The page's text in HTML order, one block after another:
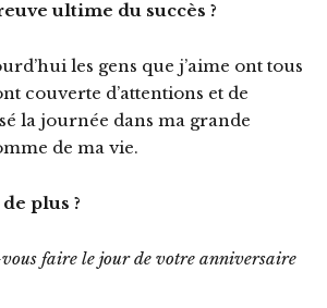
ultime du succès ?
les gens que j’aime ont tous
couverte d’attentions et de
la journée dans ma grande
de ma vie.
plus ?
vous faire le jour de votre anniversaire